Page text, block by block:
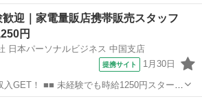
員登用制度もあるので、ゆくゆくは社員に
要！カンタン電話登
歓迎｜家電量販店携帯販売スタッフ
円
日本パーソナルビジネス 中国支店
提携サイト 1月30日
GET！ ■■ 未経験でも時給1250円スタート
員登用制度もあるので、ゆくゆくは社員に